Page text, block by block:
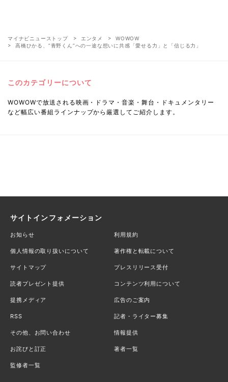
マイナビニューストップ エンタメ
WOWOW
高橋ひかる、”青野くん”への一途な想いに共感「愛せる力」と「信じる力」
このカテゴリーについて
WOWOWで放送される映画・ドラマ・音楽・舞台・ドキュメンタリー
など幅広い番組ラインナップから厳選してご紹介します。
サイトインフォメーション
お知らせ 利用規約
個人情報の取り扱いについて 著作権と転載について
サイトマップ プレスリリース受付
読者プレゼント提供 コンテンツ利用について
提携メディア 広告のご案内
RSS 記者・ライター募集
その他、お問い合わせ 情報提供
お詫びと訂正 著者一覧
監修者一覧